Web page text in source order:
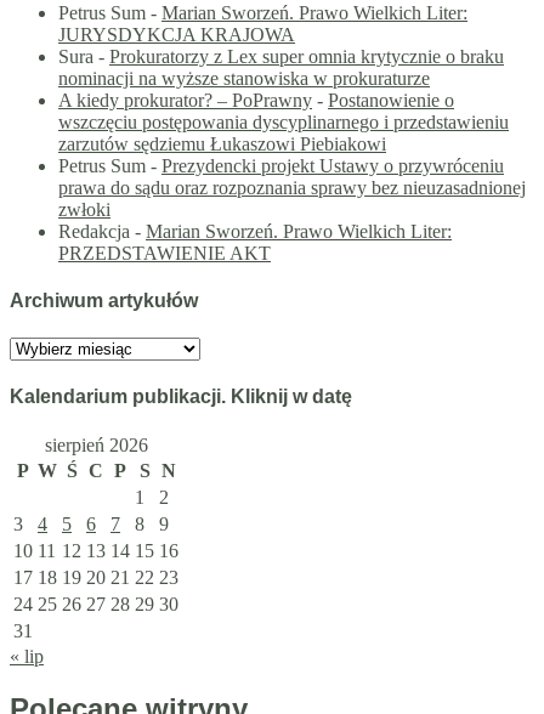
Petrus Sum - Marian Sworzeń. Prawo Wielkich Liter:
JURYSDYKCJA KRAJOWA
Sura - Prokuratorzy z Lex super omnia krytycznie o braku
nominacji na wyższe stanowiska w prokuraturze
A kiedy prokurator? – PoPrawny - Postanowienie o
wszczęciu postępowania dyscyplinarnego i przedstawieniu
zarzutów sędziemu Łukaszowi Piebiakowi
Petrus Sum - Prezydencki projekt Ustawy o przywróceniu
prawa do sądu oraz rozpoznania sprawy bez nieuzasadnionej
zwłoki
Redakcja - Marian Sworzeń. Prawo Wielkich Liter:
PRZEDSTAWIENIE AKT
Archiwum artykułów
Archiwum
Kalendarium publikacji. Kliknij w datę
sierpień 2026
P W Ś C P S N
1
2
3
4 5 6 7 8
9
10 11 12 13 14 15 16
17 18 19 20 21 22 23
24 25 26 27 28 29 30
31
« lip